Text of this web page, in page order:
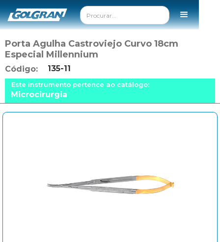
Porta Agulha Castroviejo Curvo 18cm
Especial Millennium
Código: 135-11
Este instrumento pertence ao catálogo:
Microcirurgia